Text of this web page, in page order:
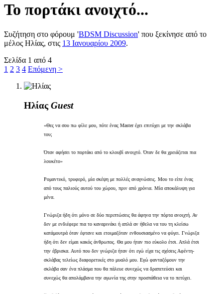
Το πορτάκι ανοιχτό...
Συζήτηση στο φόρουμ 'BDSM Discussion' που ξεκίνησε από το
μέλος Ηλίας, στις 13 Ιανουαρίου 2009.
Σελίδα 1 από 4
1 2 3 4 Επόμενη >
Ηλίας Guest
«Θες να σου πω φίλε μου, πότε ένας Master έχει επιτύχει με την σκλάβα
του;
Όταν αφήσει το πορτάκι από το κλουβί ανοιχτό. Όταν δε θα χρειάζεται πια
λουκέτο»
Ρομαντικό, τρυφερό, μία σκέψη με πολλές αναγνώσεις. Μου το είπε ένας
από τους παλιούς αυτού του χώρου, πριν από χρόνια. Μία αποκάλυψη για
μένα.
Γνώριζα ήδη ότι μόνο σε δύο περιπτώσεις θα άφηνα την πόρτα ανοιχτή. Αν
δεν με ενδιέφερε πια το καναρινάκι ή απλά αν ήθελα να του τη κλείσω
κατάμουτρά όταν έφτανε και ετοιμαζόταν ενθουσιασμένο να φύγει. Γνώριζα
ήδη ότι δεν είμαι κακός άνθρωπος. Θα μου ήταν πιο εύκολο έτσι. Απλά έτσι
την έβρισκα. Αυτό που δεν γνώριζα ήταν ότι εγώ είχα τις σχέσεις Αφέντη-
σκλάβας τελείως διαφορετικές στο μυαλό μου. Εγώ φανταζόμουν την
σκλάβα σαν ένα πλάσμα που θα πάλευε συνεχώς να δραπετεύσει και
συνεχώς θα απολάμβανα την αγωνία της στην προσπάθεια να το πετύχει.